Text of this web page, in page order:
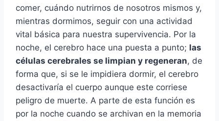
comer, cuándo nutrirnos de nosotros mismos y,
mientras dormimos, seguir con una actividad
vital básica para nuestra supervivencia. Por la
noche, el cerebro hace una puesta a punto; las
células cerebrales se limpian y regeneran, de
forma que, si se le impidiera dormir, el cerebro
desactivaría el cuerpo aunque este corriese
peligro de muerte. A parte de esta función es
por la noche cuando se archivan en la memoria